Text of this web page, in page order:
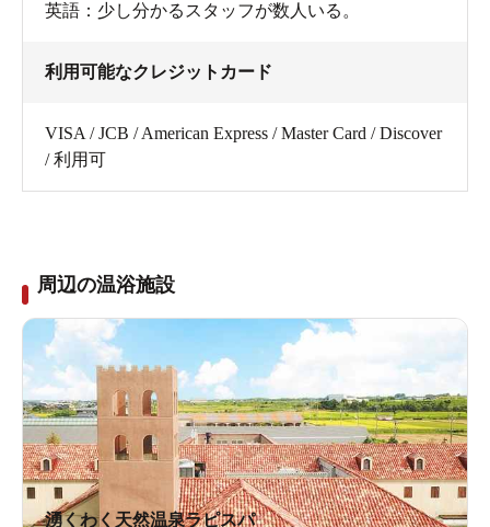
英語：少し分かるスタッフが数人いる。
利用可能なクレジットカード
VISA / JCB / American Express / Master Card / Discover
/ 利用可
周辺の温浴施設
湧くわく天然温泉ラピスパ